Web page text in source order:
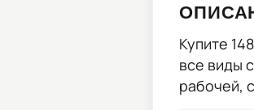
Купите
все виды
рабочей,